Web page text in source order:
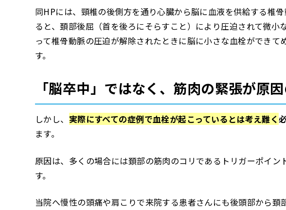
同HPには、頸椎の後側方を通り心臓から脳に血液を供給する椎
ると、頚部後屈（首を後ろにそらすこと）により圧迫されて微
って椎骨動脈の圧迫が解除されたときに脳に小さな血栓ができ
す。
「脳卒中」ではなく、筋肉の緊張が原
しかし、 実際にすべての症例で血栓が起こっているとは考え難く
ます。
原因は、多くの場合には頚部の筋肉のコリであるトリガーポイン
す。
当院へ慢性の頭痛や肩こりで来院する患者さんにも後頭部から